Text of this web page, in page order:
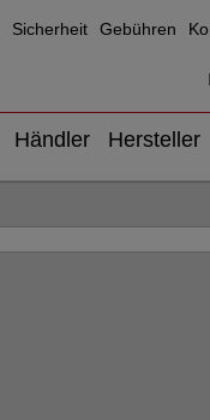
Sicherheit Gebühren
Händler Hersteller